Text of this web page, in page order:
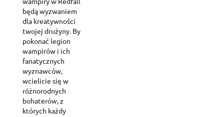
będą wyzwaniem
dla kreatywności
twojej drużyny. By
pokonać legion
wampirów i ich
fanatycznych
wyznawców,
wcielicie się w
różnorodnych
bohaterów, z
których każdy